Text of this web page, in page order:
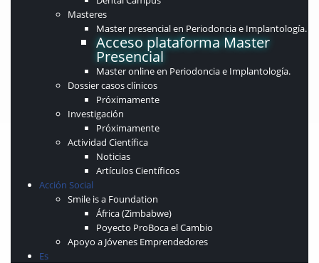
Masteres
Master presencial en Periodoncia e Implantología.
Acceso plataforma Master
Presencial
Master online en Periodoncia e Implantología.
Dossier casos clínicos
Próximamente
Investigación
Próximamente
Actividad Científica
Noticias
Artículos Científicos
Acción Social
Smile is a Foundation
África (Zimbabwe)
Poyecto ProBoca el Cambio
Apoyo a Jóvenes Emprendedores
Es